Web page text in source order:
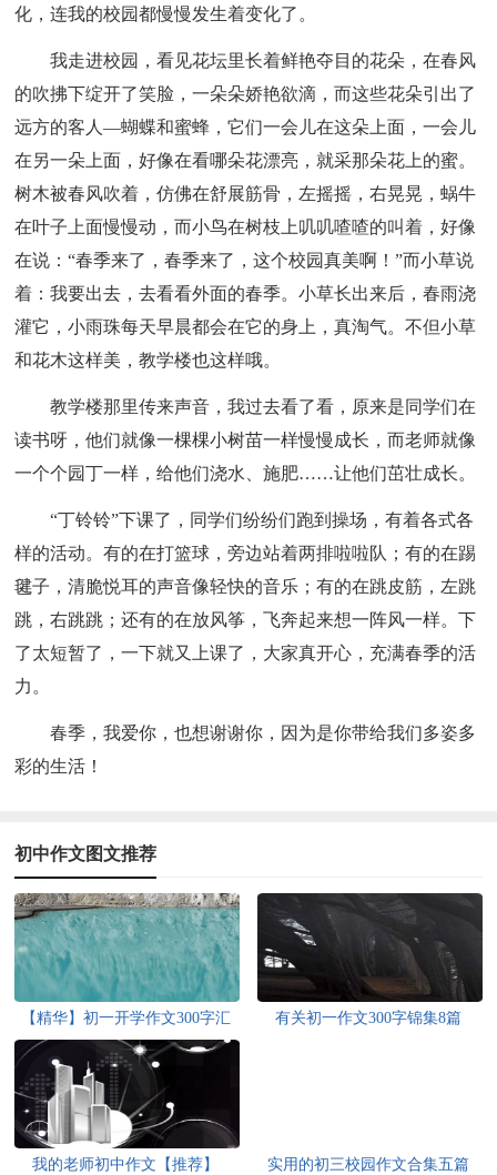
化，连我的校园都慢慢发生着变化了。
我走进校园，看见花坛里长着鲜艳夺目的花朵，在春风
的吹拂下绽开了笑脸，一朵朵娇艳欲滴，而这些花朵引出了
远方的客人—蝴蝶和蜜蜂，它们一会儿在这朵上面，一会儿
在另一朵上面，好像在看哪朵花漂亮，就采那朵花上的蜜。
树木被春风吹着，仿佛在舒展筋骨，左摇摇，右晃晃，蜗牛
在叶子上面慢慢动，而小鸟在树枝上叽叽喳喳的叫着，好像
在说：“春季来了，春季来了，这个校园真美啊！”而小草说
着：我要出去，去看看外面的春季。小草长出来后，春雨浇
灌它，小雨珠每天早晨都会在它的身上，真淘气。不但小草
和花木这样美，教学楼也这样哦。
教学楼那里传来声音，我过去看了看，原来是同学们在
读书呀，他们就像一棵棵小树苗一样慢慢成长，而老师就像
一个个园丁一样，给他们浇水、施肥……让他们茁壮成长。
“丁铃铃”下课了，同学们纷纷们跑到操场，有着各式各
样的活动。有的在打篮球，旁边站着两排啦啦队；有的在踢
毽子，清脆悦耳的声音像轻快的音乐；有的在跳皮筋，左跳
跳，右跳跳；还有的在放风筝，飞奔起来想一阵风一样。下
了太短暂了，一下就又上课了，大家真开心，充满春季的活
力。
春季，我爱你，也想谢谢你，因为是你带给我们多姿多
彩的生活！
初中作文图文推荐
【精华】初一开学作文300字汇
编六篇
有关初一作文300字锦集8篇
我的老师初中作文【推荐】 实用的初三校园作文合集五篇